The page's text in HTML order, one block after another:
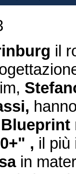
il
Blueprint
, il più
in